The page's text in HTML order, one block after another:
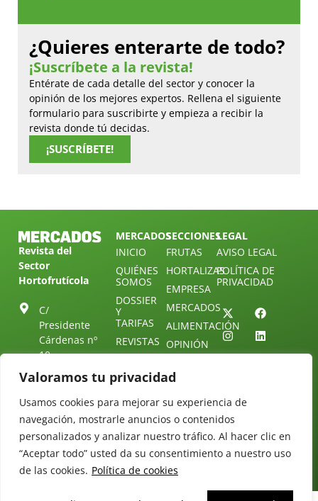
Valoramos tu privacidad
Usamos cookies para mejorar su experiencia de
navegación, mostrarle anuncios o contenidos
personalizados y analizar nuestro tráfico. Al hacer clic en
“Aceptar todo” usted da su consentimiento a nuestro uso
de las cookies. Política de cookies
¿Quieres enterarte de todo?
¡Suscríbete a la revista!
Entérate de cada detalle del sector y conocer la
opinión de los mejores expertos. Rellena el siguiente
formulario para suscribirte y empieza a recibir la
revista donde tú decidas.
¡SUSCRÍBETE!
Revista del
Sector
Hortofrutícola
C/
Presidente
Cárdenas nº
10.
Sevilla.
ESPAÑA
Tel: (+34) 954
25 88 51
redaccion@revistamercados.com
MERCADOS
INICIO
QUIÉNES
SOMOS
DOSSIER
Y
TARIFAS
REVISTAS
SUSCRIPCIÓN
ÚNETE A
NUESTRO
TELEGRAM
CONTACTO
SECCIONES
FRUTAS
HORTALIZAS
EMPRESA
MERCADOS
ALIMENTACIÓN
OPINIÓN
30
LEGAL
AVISO LEGAL
POLÍTICA DE
PRIVACIDAD
Diseño web:
Starenlared